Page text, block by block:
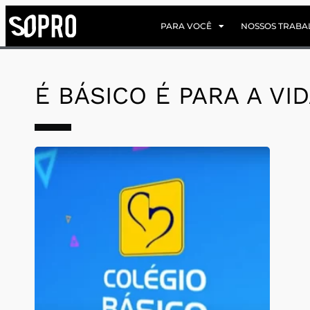
PARA VOCÊ NOSSOS
É BÁSICO É PARA A